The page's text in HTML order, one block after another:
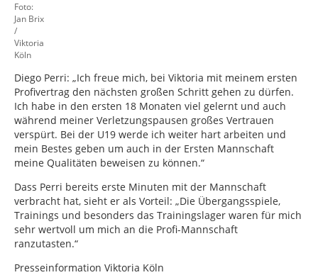
Foto:
Jan Brix
/
Viktoria
Köln
Diego Perri: „Ich freue mich, bei Viktoria mit meinem ersten
Profivertrag den nächsten großen Schritt gehen zu dürfen.
Ich habe in den ersten 18 Monaten viel gelernt und auch
während meiner Verletzungspausen großes Vertrauen
verspürt. Bei der U19 werde ich weiter hart arbeiten und
mein Bestes geben um auch in der Ersten Mannschaft
meine Qualitäten beweisen zu können.“
Dass Perri bereits erste Minuten mit der Mannschaft
verbracht hat, sieht er als Vorteil: „Die Übergangsspiele,
Trainings und besonders das Trainingslager waren für mich
sehr wertvoll um mich an die Profi-Mannschaft
ranzutasten.“
Presseinformation Viktoria Köln